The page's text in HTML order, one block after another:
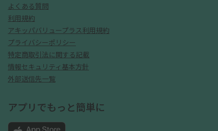
よくある質問
利用規約
アキッパバリュープラス利用規約
プライバシーポリシー
特定商取引法に関する記載
情報セキュリティ基本方針
外部送信先一覧
アプリでもっと簡単に